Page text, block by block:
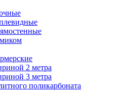
2 метра
3 метра
поликарбоната